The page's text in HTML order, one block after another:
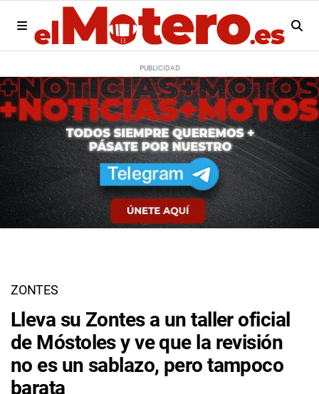
ZONTES
Lleva su Zontes a un taller oficial
de Móstoles y ve que la revisión
no es un sablazo, pero tampoco
barata